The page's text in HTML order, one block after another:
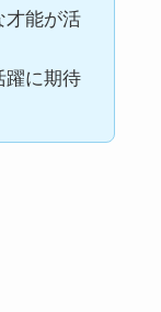
才能が活
躍に期待